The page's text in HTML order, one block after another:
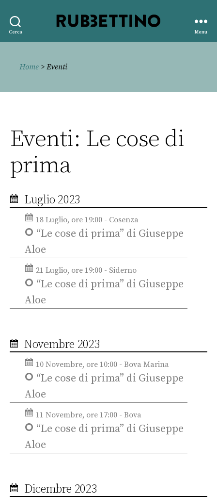
Cerca
editore
Menu
Home > Eventi
Eventi: Le cose di
prima
Luglio 2023
18 Luglio, ore 19:00 - Cosenza
“Le cose di prima” di Giuseppe
Aloe
21 Luglio, ore 19:00 - Siderno
“Le cose di prima” di Giuseppe
Aloe
Novembre 2023
10 Novembre, ore 10:00 - Bova Marina
“Le cose di prima” di Giuseppe
Aloe
11 Novembre, ore 17:00 - Bova
“Le cose di prima” di Giuseppe
Aloe
Dicembre 2023